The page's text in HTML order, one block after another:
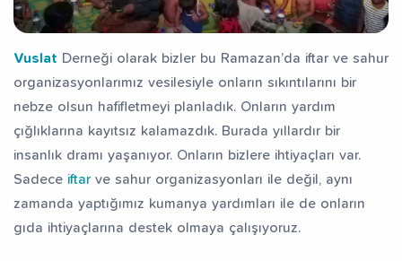
Vuslat Derneği olarak bizler bu Ramazan’da iftar ve sahur
organizasyonlarımız vesilesiyle onların sıkıntılarını bir
nebze olsun hafifletmeyi planladık. Onların yardım
çığlıklarına kayıtsız kalamazdık. Burada yıllardır bir
insanlık dramı yaşanıyor. Onların bizlere ihtiyaçları var.
Sadece iftar ve sahur organizasyonları ile değil, aynı
zamanda yaptığımız kumanya yardımları ile de onların
gıda ihtiyaçlarına destek olmaya çalışıyoruz.